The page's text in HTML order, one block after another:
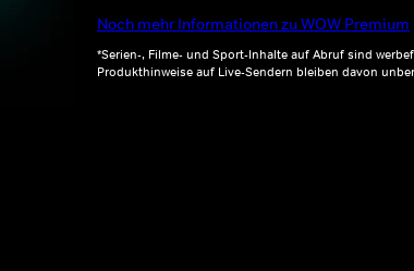
Noch mehr Informationen zu WOW Premium
*Serien-, Filme- und Sport-Inhalte auf Abruf sind
Produkthinweise auf Live-Sendern bleiben davon